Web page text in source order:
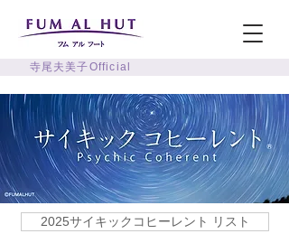
寺尾夫美子Official
2025サイキックコヒーレント リスト